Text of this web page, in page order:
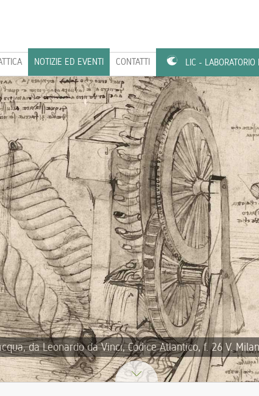
NOTIZIE ED EVENTI CONTATTI LIC - LABORATORIO
da Leonardo da Vinci, Codice Atlantico, f. 26 V.